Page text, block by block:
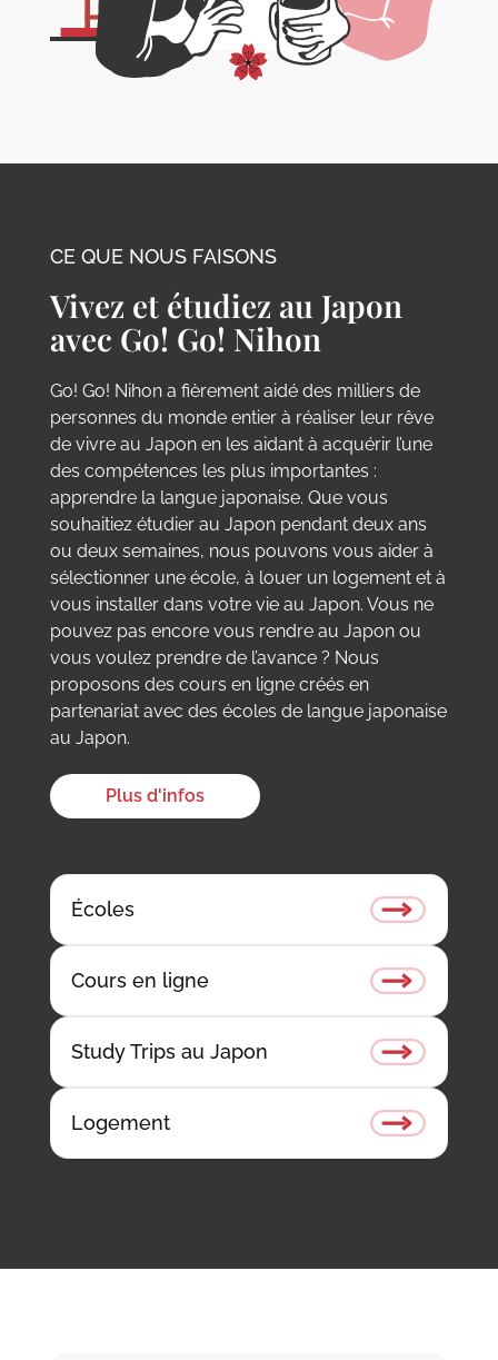
CE QUE NOUS FAISONS
Vivez et étudiez au Japon
avec Go! Go! Nihon
Go! Go! Nihon a fièrement aidé des milliers de
personnes du monde entier à réaliser leur rêve
de vivre au Japon en les aidant à acquérir l’une
des compétences les plus importantes :
apprendre la langue japonaise. Que vous
souhaitiez étudier au Japon pendant deux ans
ou deux semaines, nous pouvons vous aider à
sélectionner une école, à louer un logement et à
vous installer dans votre vie au Japon. Vous ne
pouvez pas encore vous rendre au Japon ou
vous voulez prendre de l’avance ? Nous
proposons des cours en ligne créés en
partenariat avec des écoles de langue japonaise
au Japon.
Plus d'infos
Écoles
Cours en ligne
Study Trips au Japon
Logement